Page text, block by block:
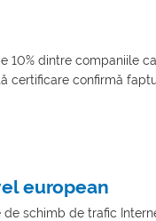
10% dintre companiile
certificare confirmă
european
schimb de trafic